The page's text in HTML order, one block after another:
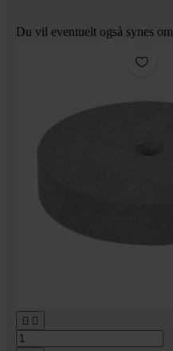
Du vil eventuelt også synes om
 